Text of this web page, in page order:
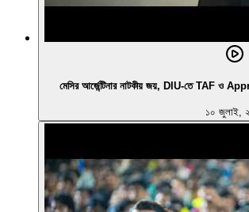
মেসির আর্জেন্টিনার নাটকীয় জয়, DIU-তে TAF ও
১০ জুলাই,